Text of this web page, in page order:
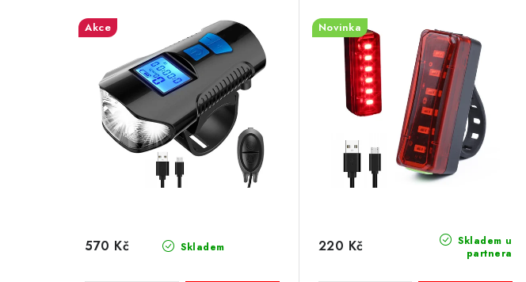
p Akce
Skladem
570 Kč
Novinka
Skladem u
partnera
220 Kč